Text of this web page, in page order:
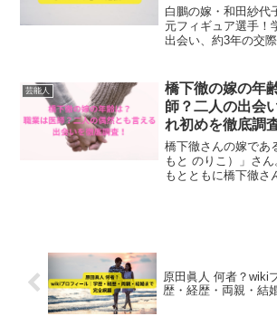
白鵬の嫁・和田紗代
元フィギュア選手！
出会い、約3年の交
芸能人
橋下徹の嫁の年
師？二人の出会
れ初めを徹底調
橋下徹さんの嫁であ
もと のりこ）」さ
もとともに橋下徹さ
原田眞人 何者？wiki
歴・経歴・両親・結